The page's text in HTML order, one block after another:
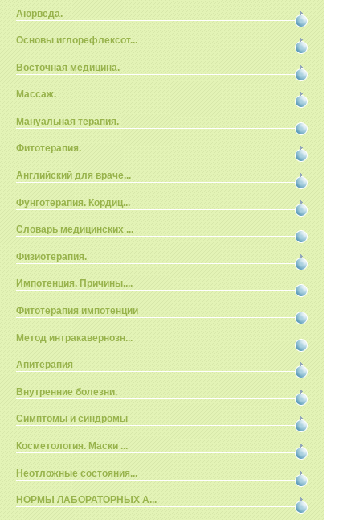
Аюрведа.
Основы иглорефлексот...
Восточная медицина.
Массаж.
Мануальная терапия.
Фитотерапия.
Английский для враче...
Фунготерапия. Кордиц...
Словарь медицинских ...
Физиотерапия.
Импотенция. Причины....
Фитотерапия импотенции
Метод интракавернозн...
Апитерапия
Внутренние болезни.
Симптомы и синдромы
Косметология. Маски ...
Неотложные состояния...
НОРМЫ ЛАБОРАТОРНЫХ А...